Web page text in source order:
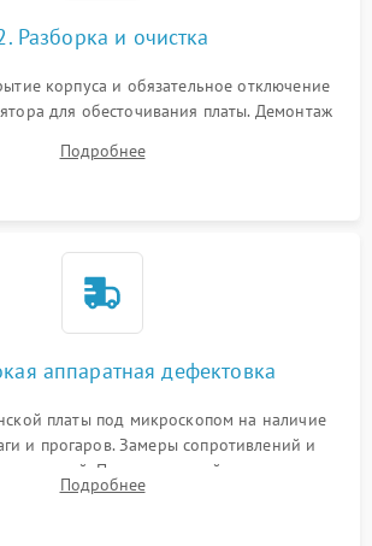
Разборка и очистка
корпуса и обязательное отключение
для обесточивания платы. Демонтаж
термопасты с кристаллов чипов.
Подробнее
аппаратная дефектовка
платы под микроскопом на наличие
и прогаров. Замеры сопротивлений и
Проверка цепей питания,
процессора и видеочипа.
Подробнее